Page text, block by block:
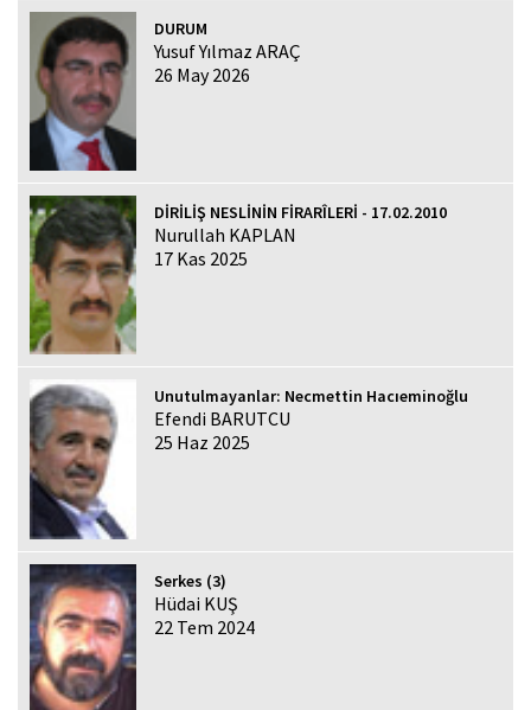
DURUM
Yusuf Yılmaz ARAÇ
26 May 2026
DİRİLİŞ NESLİNİN FİRARÎLERİ - 17.02.2010
Nurullah KAPLAN
17 Kas 2025
Unutulmayanlar: Necmettin Hacıeminoğlu
Efendi BARUTCU
25 Haz 2025
Serkes (3)
Hüdai KUŞ
22 Tem 2024